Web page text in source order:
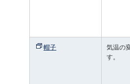
帽子
気温の
す。